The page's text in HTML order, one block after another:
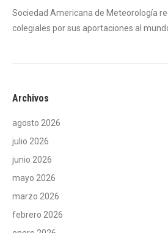
Sociedad Americana de Meteorología
colegiales por sus aportaciones al
Archivos
agosto 2026
julio 2026
junio 2026
mayo 2026
marzo 2026
febrero 2026